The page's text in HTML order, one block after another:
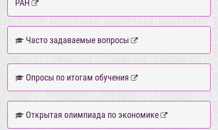
РАН
Часто задаваемые вопросы
Опросы по итогам обучения
Открытая олимпиада по экономике